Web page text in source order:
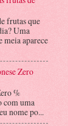
frutas que
Uma
meia aparece
Zero
%
com uma
nome po...